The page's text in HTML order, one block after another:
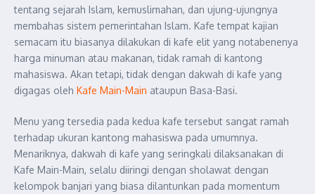
tentang sejarah Islam, kemuslimahan, dan ujung-ujungnya
membahas sistem pemerintahan Islam. Kafe tempat kajian
semacam itu biasanya dilakukan di kafe elit yang notabenenya
harga minuman atau makanan, tidak ramah di kantong
mahasiswa. Akan tetapi, tidak dengan dakwah di kafe yang
digagas oleh Kafe Main-Main ataupun Basa-Basi.
Menu yang tersedia pada kedua kafe tersebut sangat ramah
terhadap ukuran kantong mahasiswa pada umumnya.
Menariknya, dakwah di kafe yang seringkali dilaksanakan di
Kafe Main-Main, selalu diiringi dengan sholawat dengan
kelompok banjari yang biasa dilantunkan pada momentum